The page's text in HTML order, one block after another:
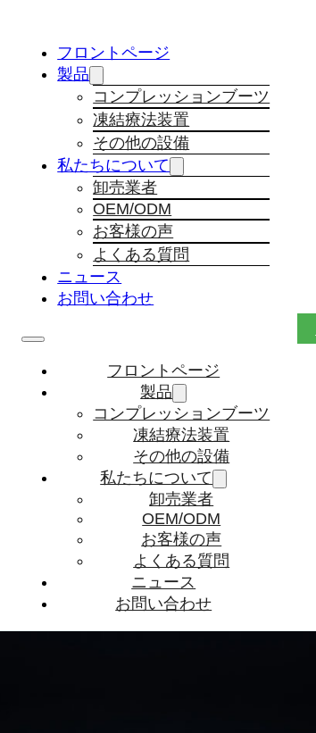
フロントページ
製品
コンプレッションブーツ
凍結療法装置
その他の設備
私たちについて
卸売業者
OEM/ODM
お客様の声
よくある質問
ニュース
お問い合わせ
フロントページ
製品
コンプレッションブーツ
凍結療法装置
その他の設備
私たちについて
卸売業者
OEM/ODM
お客様の声
よくある質問
ニュース
お問い合わせ